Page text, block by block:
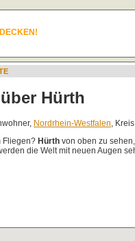
Hürth
Nordrhein-Westfalen,
Fliegen? Hürth von oben zu
die Welt mit neuen Augen